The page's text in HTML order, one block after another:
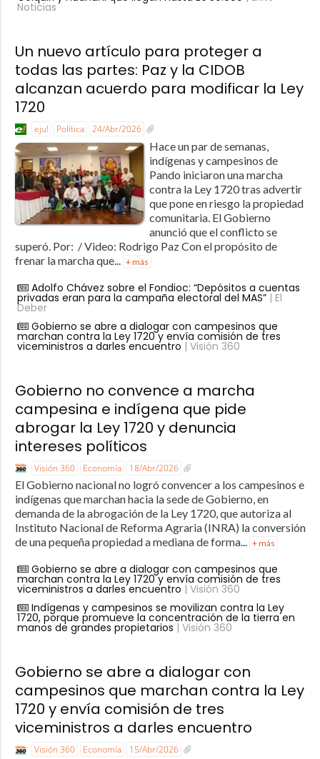
Noticias
Un nuevo artículo para proteger a
todas las partes: Paz y la CIDOB
alcanzan acuerdo para modificar la Ley
1720
eju! Política 24/Abr/2026
Hace un par de semanas,
indígenas y campesinos de
Pando iniciaron una marcha
contra la Ley 1720 tras advertir
que pone en riesgo la propiedad
comunitaria. El Gobierno
anunció que el conflicto se
superó. Por: / Video: Rodrigo Paz Con el propósito de
frenar la marcha que...
+ más
Adolfo Chávez sobre el Fondioc: “Depósitos a cuentas
privadas eran para la campaña electoral del MAS”| El
Deber
Gobierno se abre a dialogar con campesinos que
marchan contra la Ley 1720 y envía comisión de tres
viceministros a darles encuentro | Visión 360
Gobierno no convence a marcha
campesina e indígena que pide
abrogar la Ley 1720 y denuncia
intereses políticos
Visión 360 Economía 18/Abr/2026
El Gobierno nacional no logró convencer a los campesinos e
indígenas que marchan hacia la sede de Gobierno, en
demanda de la abrogación de la Ley 1720, que autoriza al
Instituto Nacional de Reforma Agraria (INRA) la conversión
de una pequeña propiedad a mediana de forma... + más
Gobierno se abre a dialogar con campesinos que
marchan contra la Ley 1720 y envía comisión de tres
viceministros a darles encuentro | Visión 360
Indígenas y campesinos se movilizan contra la Ley
1720, porque promueve la concentración de la tierra en
manos de grandes propietarios | Visión 360
Gobierno se abre a dialogar con
campesinos que marchan contra la Ley
1720 y envía comisión de tres
viceministros a darles encuentro
Visión 360 Economía 15/Abr/2026